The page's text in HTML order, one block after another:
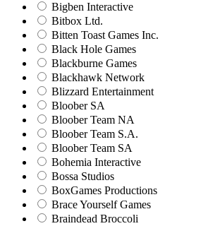
Bigben Interactive
Bitbox Ltd.
Bitten Toast Games Inc.
Black Hole Games
Blackburne Games
Blackhawk Network
Blizzard Entertainment
Bloober SA
Bloober Team NA
Bloober Team S.A.
Bloober Team SA
Bohemia Interactive
Bossa Studios
BoxGames Productions
Brace Yourself Games
Braindead Broccoli